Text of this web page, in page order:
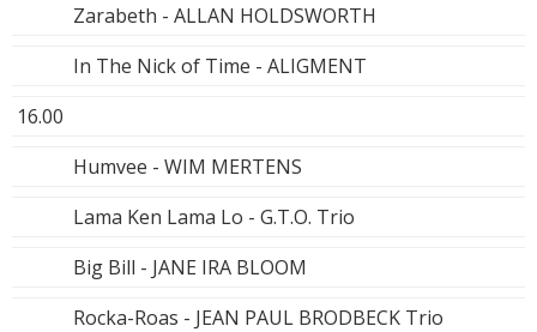
Zarabeth - ALLAN HOLDSWORTH
In The Nick of Time - ALIGMENT
16.00
Humvee - WIM MERTENS
Lama Ken Lama Lo - G.T.O. Trio
Big Bill - JANE IRA BLOOM
Rocka-Roas - JEAN PAUL BRODBECK Trio